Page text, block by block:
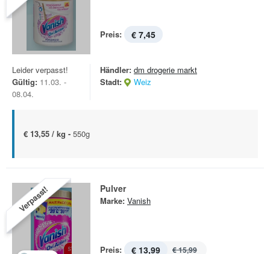
Preis: € 7,45
Leider verpasst!
Gültig: 11.03. -
08.04.
Händler: dm drogerie markt
Stadt:
Weiz
€ 13,55 / kg - 550g
Verpasst! Pulver
Marke: Vanish
Preis: € 13,99 € 15,99